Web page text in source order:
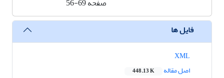
صفحه56-69
فایل ها
اصل مقاله
448.13 K